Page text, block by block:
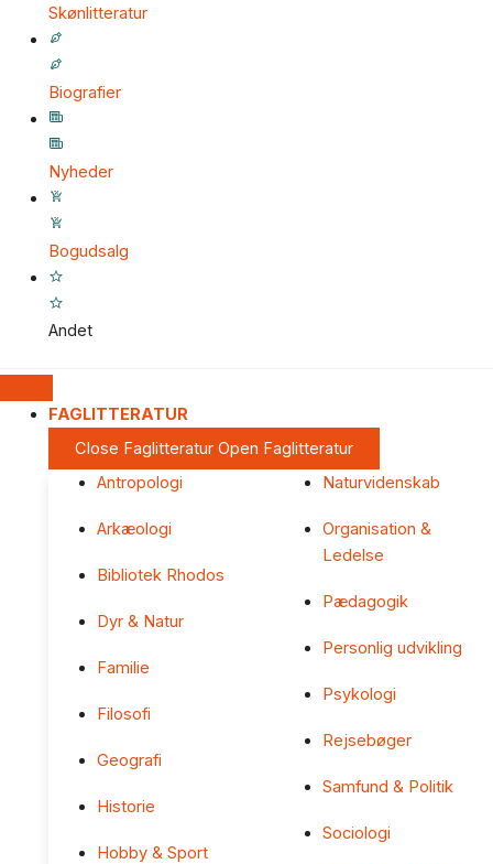
Skønlitteratur
Biografier
Nyheder
Bogudsalg
Andet
FAGLITTERATUR
Close Faglitteratur Open Faglitteratur
Antropologi
Arkæologi
Bibliotek Rhodos
Dyr & Natur
Familie
Filosofi
Geografi
Historie
Hobby & Sport
Naturvidenskab
Organisation &
Ledelse
Pædagogik
Personlig udvikling
Psykologi
Rejsebøger
Samfund & Politik
Sociologi